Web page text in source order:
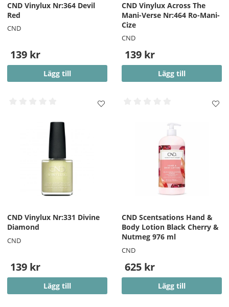
CND Vinylux Nr:364 Devil
Red
CND
139 kr
Lägg till
CND Vinylux Across The
Mani-Verse Nr:464 Ro-Mani-
Cize
CND
139 kr
Lägg till
CND Vinylux Nr:331 Divine
Diamond
CND
139 kr
Lägg till
CND Scentsations Hand &
Body Lotion Black Cherry &
Nutmeg 976 ml
CND
625 kr
Lägg till